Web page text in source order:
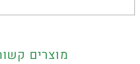
מוצרים